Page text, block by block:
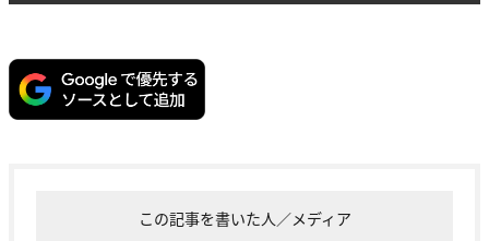
この記事を書いた人／メディア